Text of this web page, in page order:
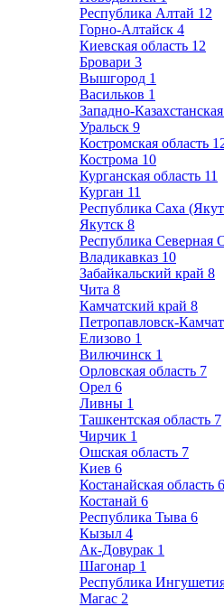
Республика Алтай 12
Горно-Алтайск 4
Киевская область 12
Бровари 3
Вышгород 1
Васильков 1
Западно-
Уральск 9
Костромская область
Кострома 10
Курганская область 11
Курган 11
Республика Саха
Якутск 8
Республика
Владикавказ 10
Забайкальский край 8
Чита 8
Камчатский край 8
Петропавловск-
Елизово 1
Вилючинск 1
Орловская область 7
Орел 6
Ливны 1
Ташкентская область 7
Чирчик 1
Ошская область 7
Киев 6
Костанайская область 6
Костанай 6
Республика Тыва 6
Кызыл 4
Ак-Довурак 1
Шагонар 1
Республика
Магас 2